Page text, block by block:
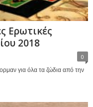
Ερωτικές
2018
0
για όλα τα ζώδια από την